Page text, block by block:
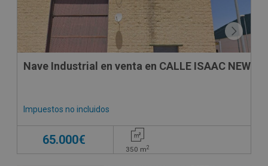
Nave Industrial en venta en CALLE ISAAC
Impuestos no incluidos
65.000€
350 m2